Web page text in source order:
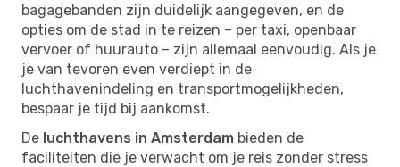
bagagebanden zijn duidelijk aangegeven, en de
opties om de stad in te reizen – per taxi, openbaar
vervoer of huurauto – zijn allemaal eenvoudig. Als je
je van tevoren even verdiept in de
luchthavenindeling en transportmogelijkheden,
bespaar je tijd bij aankomst.
De luchthavens in Amsterdam bieden de
faciliteiten die je verwacht om je reis zonder stress